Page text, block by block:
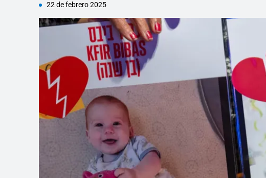
22 de febrero 2025